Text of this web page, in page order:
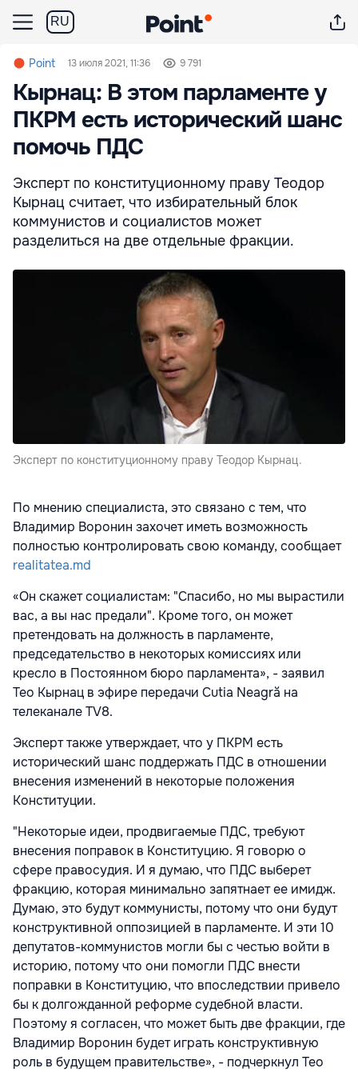
RU
Point 13 июля 2021, 11:36 9 791
Кырнац: В этом парламенте у
ПКРМ есть исторический шанс
помочь ПДС
Эксперт по конституционному праву Теодор
Кырнац считает, что избирательный блок
коммунистов и социалистов может
разделиться на две отдельные фракции.
Эксперт по конституционному праву Теодор Кырнац.
По мнению специалиста, это связано с тем, что
Владимир Воронин захочет иметь возможность
полностью контролировать свою команду, сообщает
realitatea.md
«Он скажет социалистам: "Спасибо, но мы вырастили
вас, а вы нас предали". Кроме того, он может
претендовать на должность в парламенте,
председательство в некоторых комиссиях или
кресло в Постоянном бюро парламента», - заявил
Тео Кырнац в эфире передачи Cutia Neagră на
телеканале TV8.
Эксперт также утверждает, что у ПКРМ есть
исторический шанс поддержать ПДС в отношении
внесения изменений в некоторые положения
Конституции.
"Некоторые идеи, продвигаемые ПДС, требуют
внесения поправок в Конституцию. Я говорю о
сфере правосудия. И я думаю, что ПДС выберет
фракцию, которая минимально запятнает ее имидж.
Думаю, это будут коммунисты, потому что они будут
конструктивной оппозицией в парламенте. И эти 10
депутатов-коммунистов могли бы с честью войти в
историю, потому что они помогли ПДС внести
поправки в Конституцию, что впоследствии привело
бы к долгожданной реформе судебной власти.
Поэтому я согласен, что может быть две фракции, где
Владимир Воронин будет играть конструктивную
роль в будущем правительстве», - подчеркнул Тео